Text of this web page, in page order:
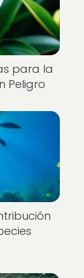
para la
Peligro